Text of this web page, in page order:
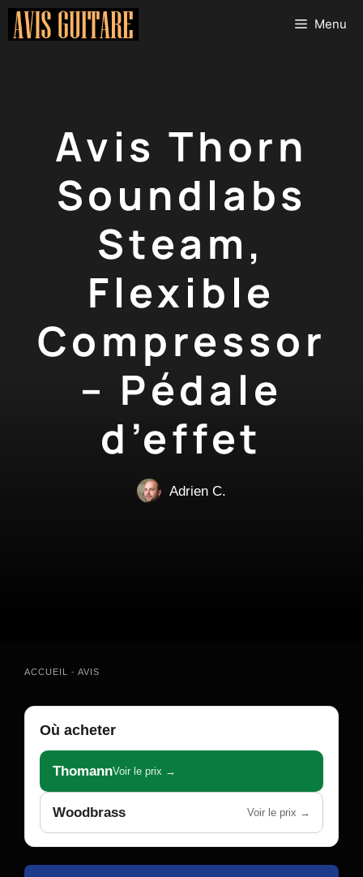
Aller
Menu
Avis Thorn
Soundlabs
Steam,
Flexible
Compressor
– Pédale
d’effet
Adrien C.
ACCUEIL - AVIS
Où acheter
ThomannVoir le prix →
Woodbrass Voir le prix →